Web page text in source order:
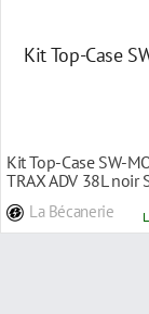
Kit Top-Case SW-
TRAX ADV 38L noir
La Bécanerie